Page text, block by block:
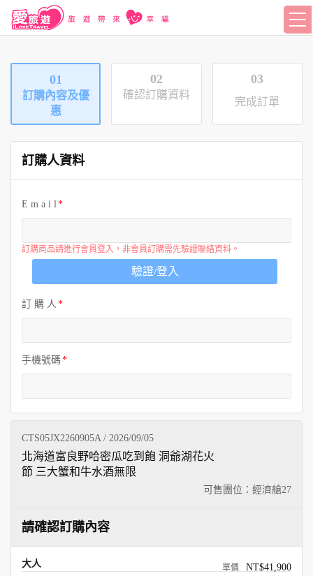
01
訂購內容及優
惠
02
確認訂購資料
03
完成訂單
訂購人資料
E m a i l
訂購商品請進行會員登入，非會員訂購需先驗證聯絡資料。
驗證/登入
訂 購 人
手機號碼
CTS05JX2260905A / 2026/09/05
可售團位：經濟艙27
北海道富良野哈密瓜吃到飽 洞爺湖花火
節 三大蟹和牛水酒無限
請確認訂購內容
大人 NT$41,900